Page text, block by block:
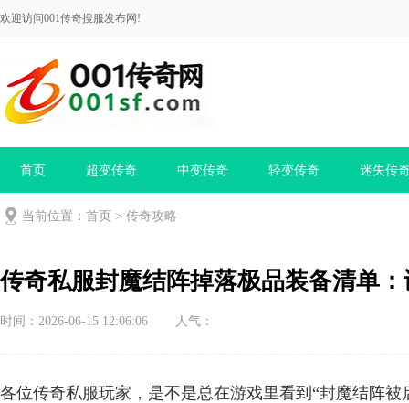
欢迎访问001传奇搜服发布网!
首页 超变传奇 中变传奇 轻变传奇 迷失传
当前位置： 首页 > 传奇攻略
传奇私服封魔结阵掉落极品装备清单
时间：2026-06-15 12:06:06 人气：
各位传奇私服玩家，是不是总在游戏里看到“封魔结阵